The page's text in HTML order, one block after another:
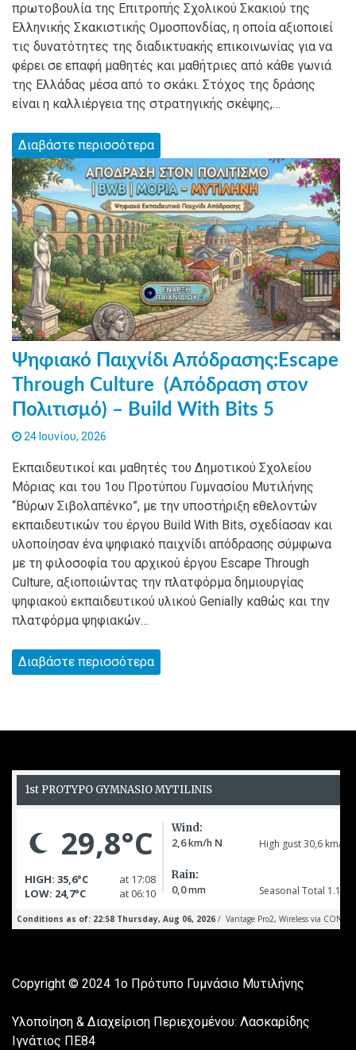
πρωτοβουλία της Επιτροπής Σχολικού Σκακιού της
Ελληνικής Σκακιστικής Ομοσπονδίας, η οποία αξιοποιεί
τις δυνατότητες της διαδικτυακής επικοινωνίας για να
φέρει σε επαφή μαθητές και μαθήτριες από κάθε γωνιά
της Ελλάδας μέσα από το σκάκι. Στόχος της δράσης
είναι η καλλιέργεια της στρατηγικής σκέψης,…
Διαβάστε περισσότερα
Ψηφιακό Παιχνίδι Απόδρασης:Escape
Through Culture (Απόδραση στον
Πολιτισμό) – Build With Bits 5
24 Ιουνίου, 2026
Εκπαιδευτικοί και μαθητές του Δημοτικού Σχολείου
Μόριας και του 1ου Προτύπου Γυμνασίου Μυτιλήνης
“Βύρων Σιβολαπένκο”, με την υποστήριξη εθελοντών
εκπαιδευτικών του έργου Build With Bits, σχεδίασαν και
υλοποίησαν ένα ψηφιακό παιχνίδι απόδρασης σύμφωνα
με τη φιλοσοφία του αρχικού έργου Escape Through
Culture, αξιοποιώντας την πλατφόρμα δημιουργίας
ψηφιακού εκπαιδευτικού υλικού Genially καθώς και την
πλατφόρμα ψηφιακών…
Διαβάστε περισσότερα
Copyright © 2024 1ο Πρότυπο Γυμνάσιο Μυτιλήνης
Υλοποίηση & Διαχείριση Περιεχομένου: Λασκαρίδης
Ιγνάτιος ΠΕ84